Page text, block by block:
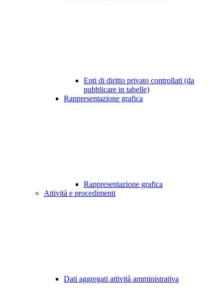
Enti di diritto privato controllati (da
pubblicare in tabelle)
Rappresentazione grafica
Rappresentazione grafica
Attività e procedimenti
Dati aggregati attività amministrativa